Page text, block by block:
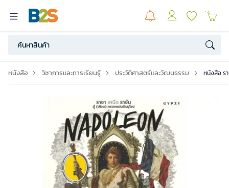
หนังสือ วิชาการและการเรียนรู้ ประวัติศาสตร์และวัฒนธรรม หนังสือ ร